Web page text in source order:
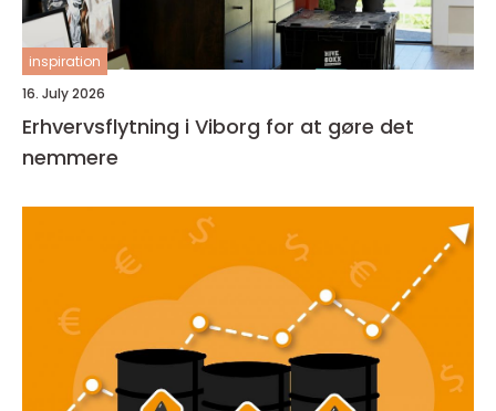
inspiration
16. July 2026
Erhvervsflytning i Viborg for at gøre det
nemmere